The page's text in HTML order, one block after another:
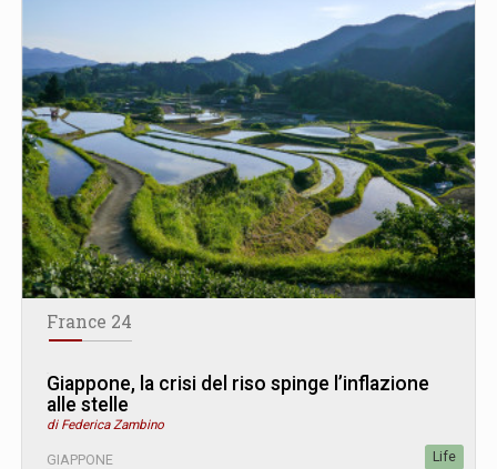
France 24
Giappone, la crisi del riso spinge l’inflazione
alle stelle
di Federica Zambino
GIAPPONE Life